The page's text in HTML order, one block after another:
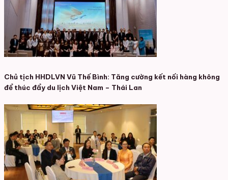
Chủ tịch HHDLVN Vũ Thế Bình: Tăng cường kết nối hàng không
để thúc đẩy du lịch Việt Nam – Thái Lan